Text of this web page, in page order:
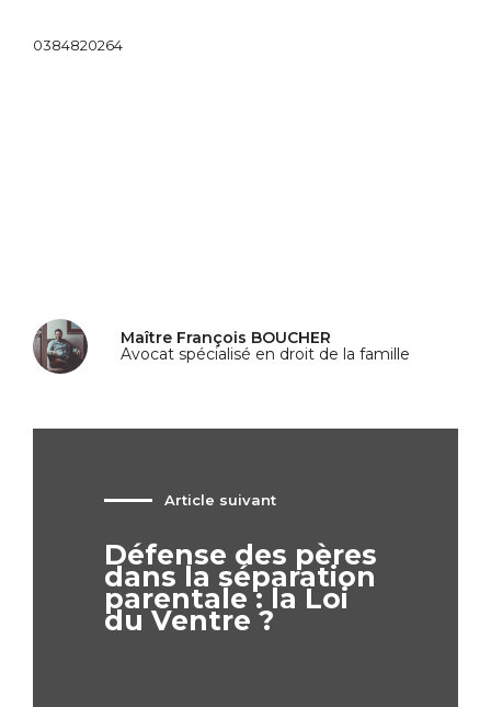
0384820264
Maître François BOUCHER
Avocat spécialisé en droit de la famille
Article suivant
Défense des pères
dans la séparation
parentale : la Loi
du Ventre ?